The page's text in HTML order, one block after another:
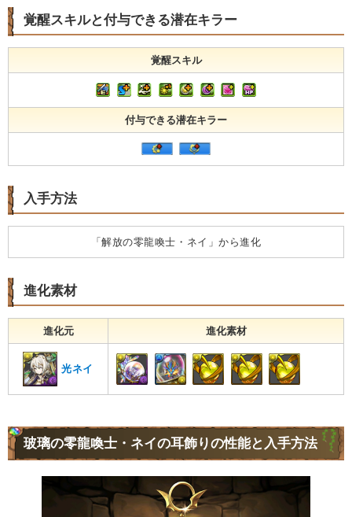
覚醒スキルと付与できる潜在キラー
覚醒スキル
付与できる潜在キラー
入手方法
「解放の零龍喚士・ネイ」から進化
進化素材
進化元 進化素材
光ネイ
玻璃の零龍喚士・ネイの耳飾りの性能と入手方法